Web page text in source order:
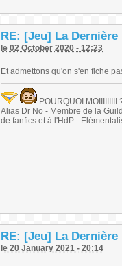
RE: [Jeu] La Dernière
le 02 October 2020 - 12:23
Et admettons qu'on s'en fiche
POURQUOI MOIIIIIIIII
Alias Dr No - Membre de la
de fanfics et à l'HdP -
RE: [Jeu] La Dernière
le 20 January 2021 - 20:14